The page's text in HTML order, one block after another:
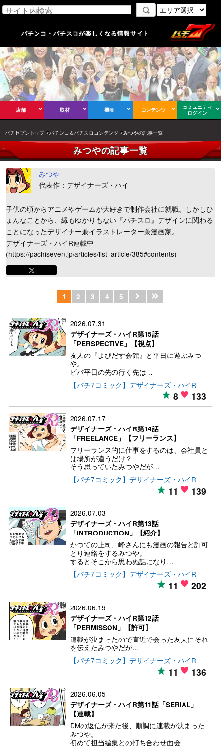
パチンコ・パチスロが楽しくなる情報サイト
店舗 取材 機種 コンテンツ
コミュニティ
ログイン
パチセブントップ パチンコ＆パチスロコンテンツ みつやの記事一覧
みつやの記事一覧
みつや
代表作：デザイナーズ・ハイ
子供の頃からアニメやゲームが大好きで制作会社に就職。しかしひ
ょんなことから、縁もゆかりもない『パチスロ』デザインに関わる
ことになったデザイナー兼イラストレーター兼漫画家。
デザイナーズ・ハイR連載中
(https://pachiseven.jp/articles/list_article/385#contents)
1 2 3 4 5
2026.07.31
デザイナーズ・ハイR第15話
「PERSPECTIVE」【視点】
友人の『よびだす会館』と平日に遊ぶみつ
や。
ビバ平日の先の行く先は…
【パチ7コミック】デザイナーズ・ハイR
8 133
2026.07.17
デザイナーズ・ハイR第14話
「FREELANCE」【フリーランス】
フリーランス的に仕事をするのは、会社員と
は場所が違うだけ？
そう思っていたみつやだが…
【パチ7コミック】デザイナーズ・ハイR
11 139
2026.07.03
デザイナーズ・ハイR第13話
「INTRODUCTION」【紹介】
かつての上司、峰さんにも漫画の報告と許可
とり連絡をするみつや。
するとそこから思わぬ話になり…
【パチ7コミック】デザイナーズ・ハイR
11 202
2026.06.19
デザイナーズ・ハイR第12話
「PERMISSON」【許可】
連載が決まったので直近で会った友人にそれ
を伝えたみつやだが…
【パチ7コミック】デザイナーズ・ハイR
11 136
2026.06.05
デザイナーズ・ハイR第11話「SERIAL」
【連載】
DMの返信が来た後、順調に連載が決まった
みつや。
初めて担当編集との打ち合わせ面会！